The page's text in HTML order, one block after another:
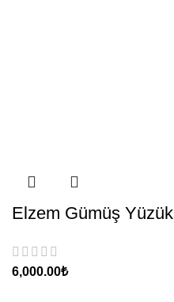
Elzem Gümüş Yüzük
₺